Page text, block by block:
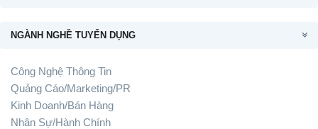
NGÀNH NGHỀ TUYỂN DỤNG
Công Nghệ Thông Tin
Quảng Cáo/Marketing/PR
Kinh Doanh/Bán Hàng
Nhân Sự/Hành Chính